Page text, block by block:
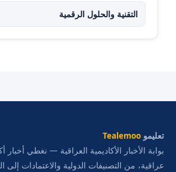
التقنية والحلول الرقمية
تعليمو Tealemoo
عراقية، من التصنيفات الدولية والاعتمادات إلى